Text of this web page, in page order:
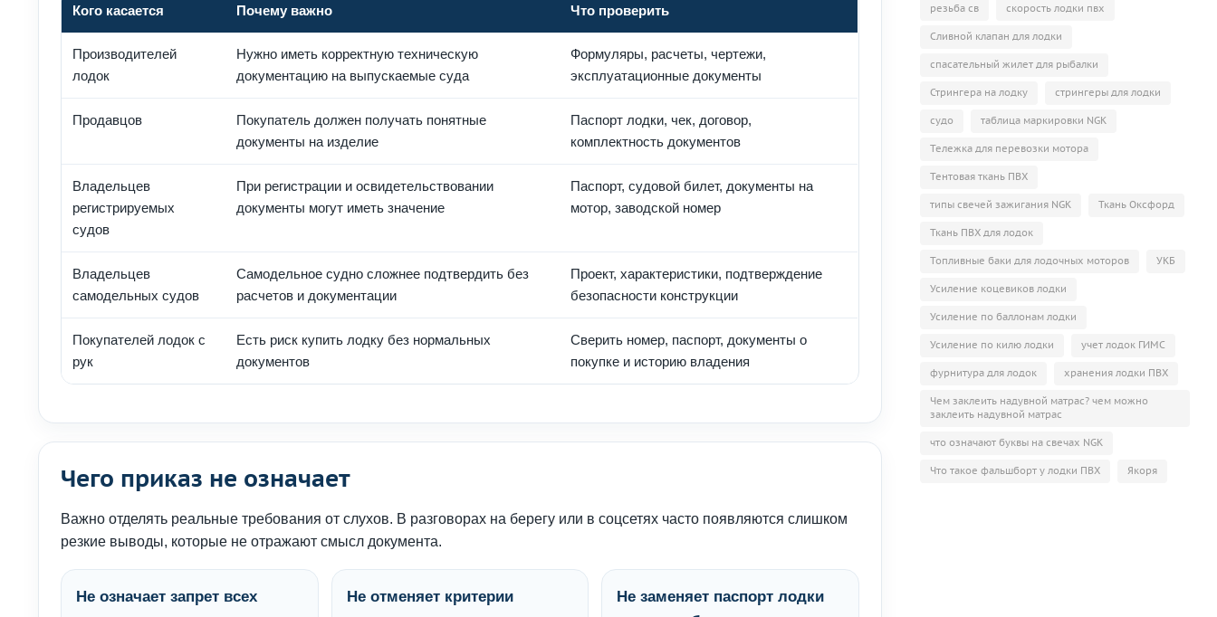
Кого касается Почему важно Что проверить
Производителей
лодок
Нужно иметь корректную техническую
документацию на выпускаемые суда
Формуляры, расчеты, чертежи,
эксплуатационные документы
Продавцов
Покупатель должен получать понятные
документы на изделие
Паспорт лодки, чек, договор,
комплектность документов
Владельцев
регистрируемых
судов
При регистрации и освидетельствовании
документы могут иметь значение
Паспорт, судовой билет, документы на
мотор, заводской номер
Владельцев
самодельных судов
Самодельное судно сложнее подтвердить без
расчетов и документации
Проект, характеристики, подтверждение
безопасности конструкции
Покупателей лодок с
рук
Есть риск купить лодку без нормальных
документов
Сверить номер, паспорт, документы о
покупке и историю владения
Чего приказ не означает
Важно отделять реальные требования от слухов. В разговорах на берегу или в соцсетях часто появляются слишком
резкие выводы, которые не отражают смысл документа.
Не означает запрет всех
Не отменяет критерии
Не заменяет паспорт лодки
резьба св скорость лодки пвх
Сливной клапан для лодки
спасательный жилет для рыбалки
Стрингера на лодку стрингеры для лодки
судо таблица маркировки NGK
Тележка для перевозки мотора
Тентовая ткань ПВХ
типы свечей зажигания NGK Ткань Оксфорд
Ткань ПВХ для лодок
Топливные баки для лодочных моторов УКБ
Усиление коцевиков лодки
Усиление по баллонам лодки
Усиление по килю лодки учет лодок ГИМС
фурнитура для лодок хранения лодки ПВХ
Чем заклеить надувной матрас? чем можно
заклеить надувной матрас
что означают буквы на свечах NGK
Что такое фальшборт у лодки ПВХ Якоря